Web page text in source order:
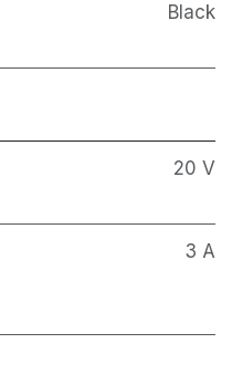
Black
20 V
3 A